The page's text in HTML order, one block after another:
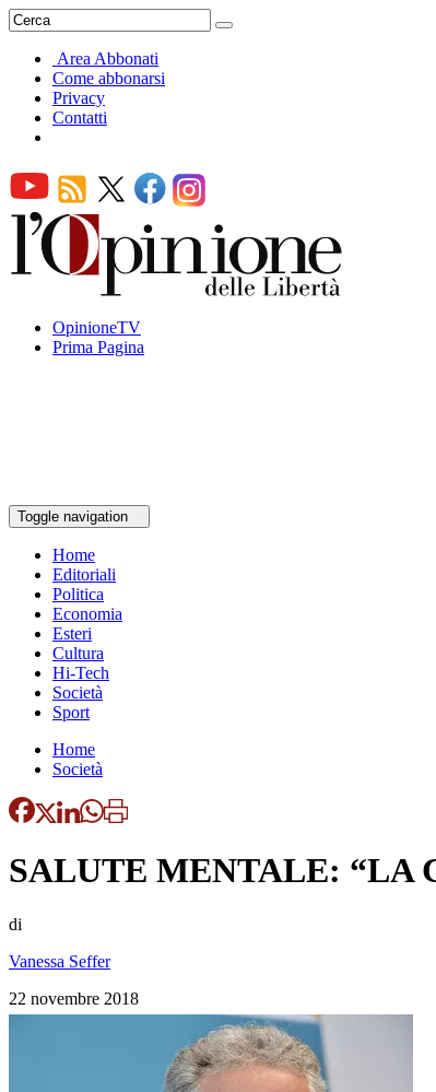
Area Abbonati
Come abbonarsi
Privacy
Contatti
OpinioneTV
Prima Pagina
Toggle navigation
Home
Editoriali
Politica
Economia
Esteri
Cultura
Hi-Tech
Società
Sport
Home
Società
SALUTE MENTALE: “LA
di
Vanessa Seffer
22 novembre 2018